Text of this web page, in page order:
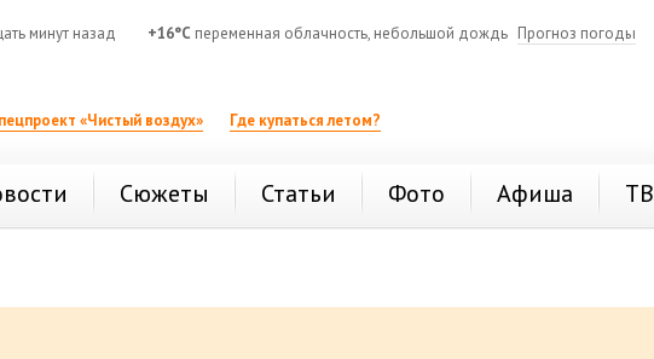
минут назад +16°C переменная облачность, небольшой дождь Прогноз погоды
«Чистый воздух» Где купаться летом?
Сюжеты Статьи Фото Афиша ТВ